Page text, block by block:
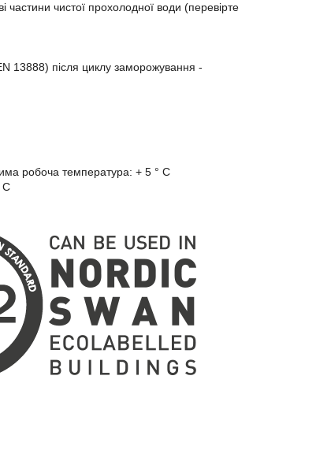
чистої прохолодної води (перевірте
13888) після циклу заморожування -
робоча температура: + 5 ° C
C